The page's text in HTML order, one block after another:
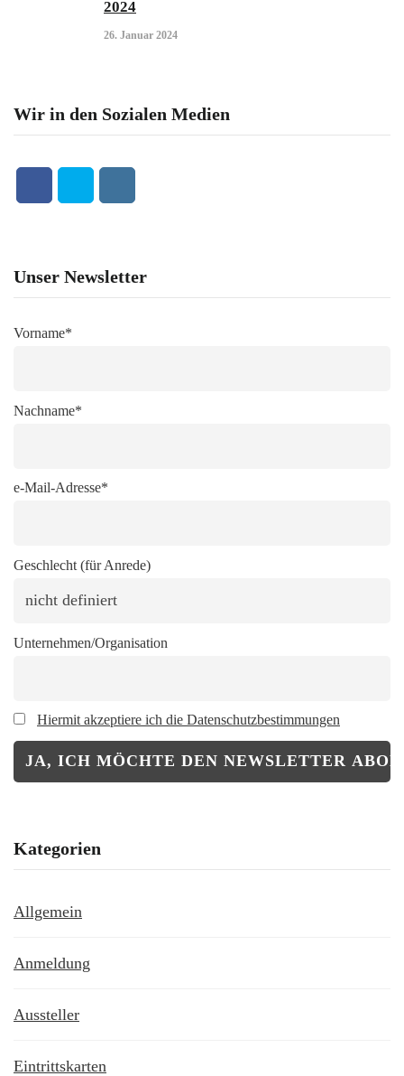
2024
26. Januar 2024
Wir in den Sozialen Medien
Unser Newsletter
Vorname*
Nachname*
e-Mail-Adresse*
Geschlecht (für Anrede)
Unternehmen/Organisation
Hiermit akzeptiere ich die Datenschutzbestimmungen
Kategorien
Allgemein
Anmeldung
Aussteller
Eintrittskarten